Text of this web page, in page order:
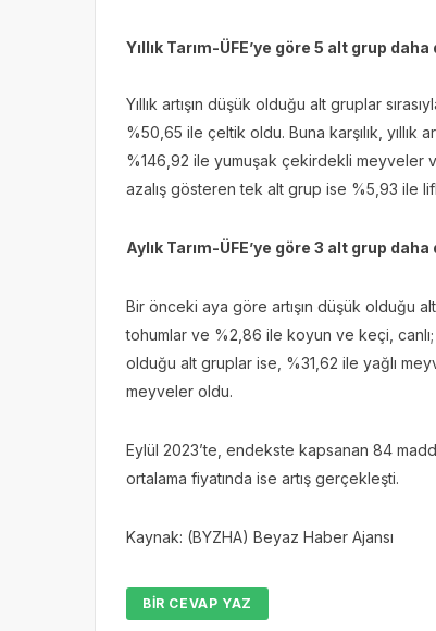
Yıllık Tarım-ÜFE’ye göre 5 alt grup
Yıllık artışın düşük olduğu alt gruplar
%50,65 ile çeltik oldu. Buna karşılık, yıllık
%146,92 ile yumuşak çekirdekli meyveler
azalış gösteren tek alt grup ise %5,93 ile
Aylık Tarım-ÜFE’ye göre 3 alt grup
Bir önceki aya göre artışın düşük olduğu
tohumlar ve %2,86 ile koyun ve keçi, canlı;
olduğu alt gruplar ise, %31,62 ile yağlı
meyveler oldu.
Eylül 2023’te, endekste kapsanan 84
ortalama fiyatında ise artış gerçekleşti.
Kaynak: (BYZHA) Beyaz Haber Ajansı
BIR CEVAP YAZ